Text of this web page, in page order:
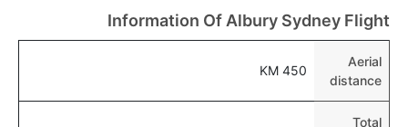
سيدني عبر الإنترنت؟
عبر اختيار فنادق كليرتريب.
هل يتيح سيدني مطار إمكانية تغيير الحفاض للأطفال؟
Information Of Albury Sydney Flight
Aerial
distance
450 KM
Total